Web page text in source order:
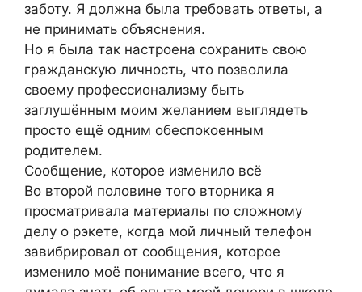
заботу. Я должна была требовать ответы, а
не принимать объяснения.
Но я была так настроена сохранить свою
гражданскую личность, что позволила
своему профессионализму быть
заглушённым моим желанием выглядеть
просто ещё одним обеспокоенным
родителем.
Сообщение, которое изменило всё
Во второй половине того вторника я
просматривала материалы по сложному
делу о рэкете, когда мой личный телефон
завибрировал от сообщения, которое
изменило моё понимание всего, что я